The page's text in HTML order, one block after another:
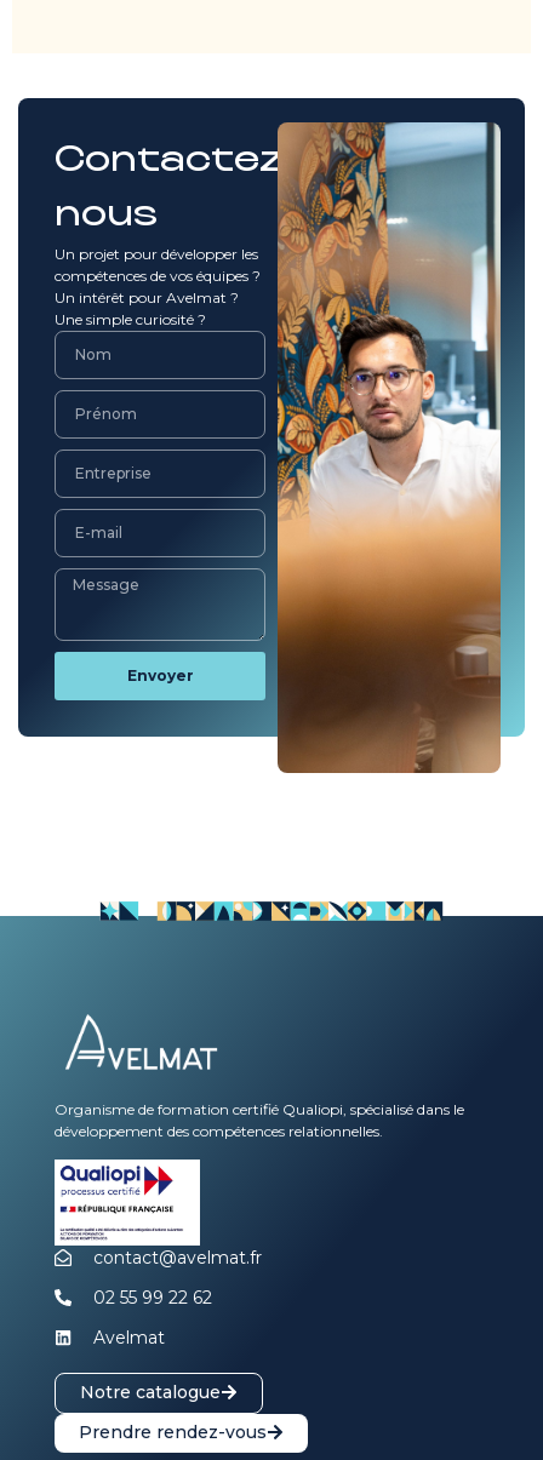
Contactez-
nous
Un projet pour développer les
compétences de vos équipes ?
Un intérêt pour Avelmat ?
Une simple curiosité ?
Envoyer
Organisme de formation certifié Qualiopi, spécialisé dans le
développement des compétences relationnelles.
contact@avelmat.fr
02 55 99 22 62
Avelmat
Notre catalogue
Prendre rendez-vous